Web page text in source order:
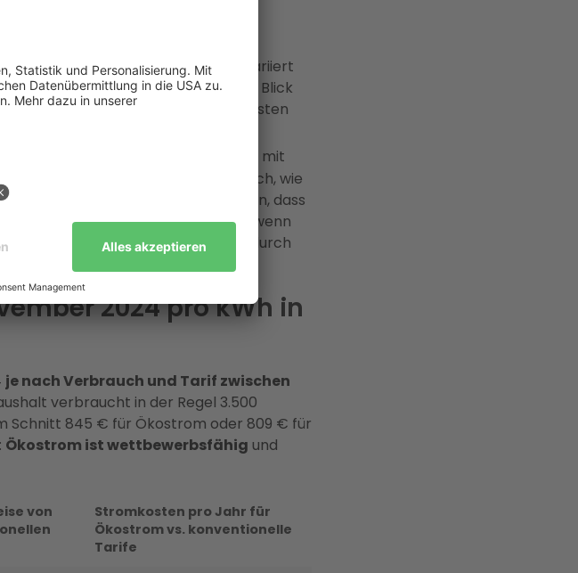
aktuell?
Preis für eine Kilowattstunde variiert
34,43 Cent, doch ein genauerer Blick
vornimmt, kann die Stromkosten
aktuell
können zudem von Tarifen mit
schützen. Hier zeigt sich, wie
müssen Sie immer beachten, dass
unterscheiden. Besonders, wenn
sind, können Sie durch
2024 pro kWh in
je nach Verbrauch und Tarif zwischen
verbraucht in der Regel 3.500
Schnitt 845 € für Ökostrom oder 809 € für
Ökostrom ist wettbewerbsfähig und
von
Stromkosten pro Jahr für
Ökostrom vs. konventionelle
Tarife